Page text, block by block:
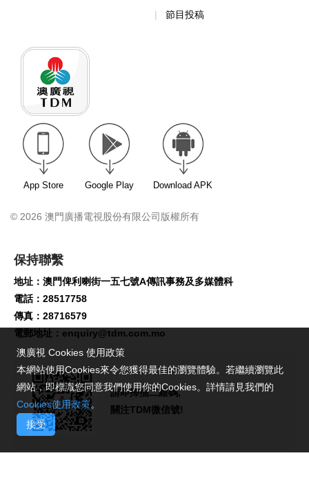
節目投稿
App Store Google Play Download APK
© 2026 澳門廣播電視股份有限公司版權所有
保持聯繫
地址：澳門俾利喇街一五七號A傳訊事務及多媒體科
電話：28517758
傳真：28716579
電郵地址： enquiry@tdm.com.mo
請即掃描二維碼,
關注TDM微信號!
澳廣視 Cookies 使用政策
本網站使用Cookies來令您獲得最佳的瀏覽體驗。若繼續瀏覽此
網站，即標識您同意我們使用你的Cookies。詳情請見我們的
Cookies使用政策。
接受